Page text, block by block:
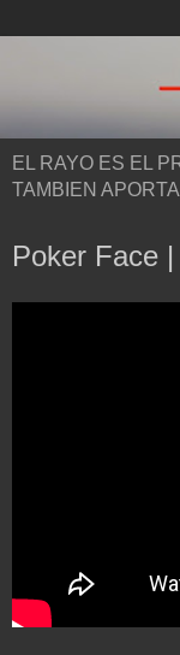
EL RAYO ES EL
TAMBIEN
Poker Face